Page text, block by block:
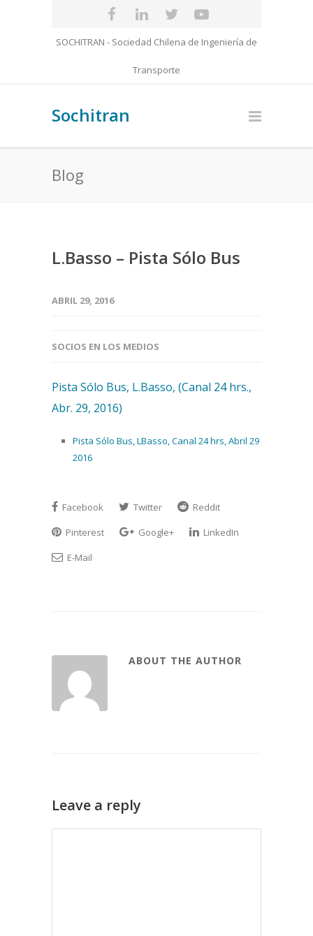
SOCHITRAN - Sociedad Chilena de Ingeniería de
Transporte
Sochitran
Blog
L.Basso – Pista Sólo Bus
ABRIL 29, 2016
SOCIOS EN LOS MEDIOS
Pista Sólo Bus, L.Basso, (Canal 24 hrs.,
Abr. 29, 2016)
Pista Sólo Bus, LBasso, Canal 24 hrs, Abril 29
2016
Facebook Twitter
Reddit
Pinterest
Google+
LinkedIn
E-Mail
ABOUT THE AUTHOR
Leave a reply